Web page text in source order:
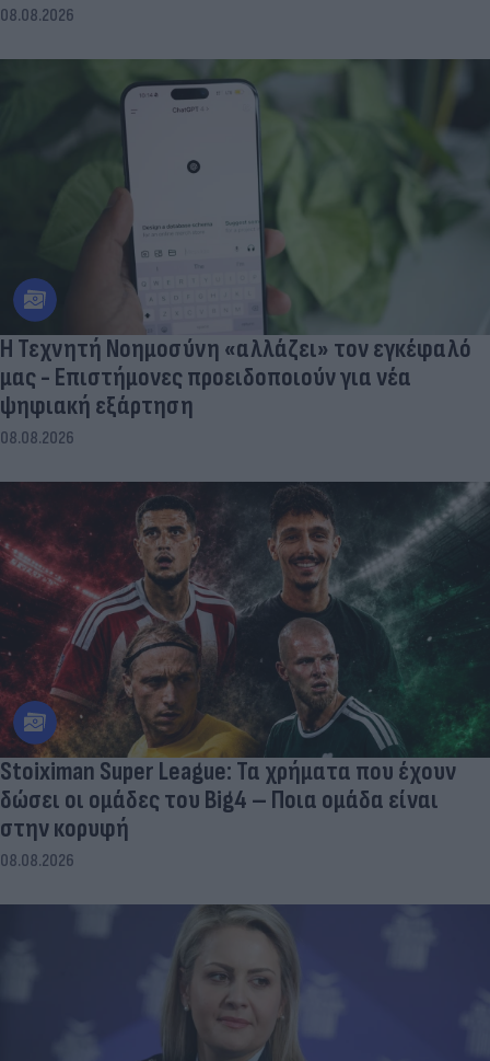
08.08.2026
Η Τεχνητή Νοημοσύνη «αλλάζει» τον εγκέφαλό
μας - Eπιστήμονες προειδοποιούν για νέα
ψηφιακή εξάρτηση
08.08.2026
Stoiximan Super League: Τα χρήματα που έχουν
δώσει οι ομάδες του Big4 – Ποια ομάδα είναι
στην κορυφή
08.08.2026